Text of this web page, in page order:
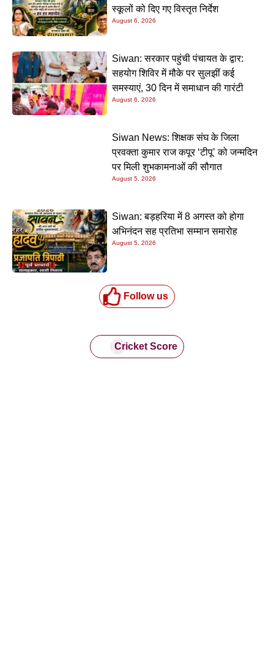
स्कूलों को दिए गए विस्तृत निर्देश
August 6, 2026
Siwan: सरकार पहुंची पंचायत के द्वार:
सहयोग शिविर में मौके पर सुलझीं कई
समस्याएं, 30 दिन में समाधान की गारंटी
August 6, 2026
Siwan News: शिक्षक संघ के जिला
प्रवक्ता कुमार राज कपूर ‘टीपू’ को जन्मदिन
पर मिली शुभकामनाओं की सौगात
August 5, 2026
Siwan: बड़हरिया में 8 अगस्त को होगा
अभिनंदन सह प्रतिभा सम्मान समारोह
August 5, 2026
Follow us
Cricket Score